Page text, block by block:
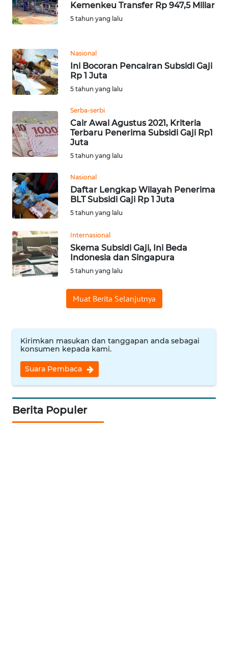
Kemenkeu Transfer Rp 947,5 Miliar
5 tahun yang lalu
Nasional
Ini Bocoran Pencairan Subsidi Gaji
Rp 1 Juta
5 tahun yang lalu
Serba-serbi
Cair Awal Agustus 2021, Kriteria
Terbaru Penerima Subsidi Gaji Rp1
Juta
5 tahun yang lalu
Nasional
Daftar Lengkap Wilayah Penerima
BLT Subsidi Gaji Rp 1 Juta
5 tahun yang lalu
Internasional
Skema Subsidi Gaji, Ini Beda
Indonesia dan Singapura
5 tahun yang lalu
Muat Berita Selanjutnya
Kirimkan masukan dan tanggapan anda sebagai
konsumen kepada kami.
Suara Pembaca
Berita Populer
WN
WN
SUMSEL
BENGKULU
WN
LAMPUNG
WN
JATENG
WN
WN
JOGJA
BALI
WN
KALBAR
WN
KALTENG